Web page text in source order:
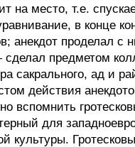
на место, т.е.
в конце
анекдот проделал с
предметом
сакрального, ад и
действия
вспомнить
для
культуры.